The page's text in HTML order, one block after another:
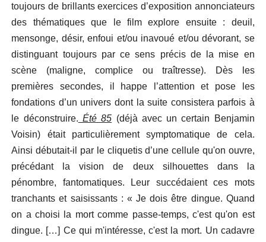
toujours de brillants exercices d’exposition annonciateurs
des thématiques que le film explore ensuite : deuil,
mensonge, désir, enfoui et/ou inavoué et/ou dévorant, se
distinguant toujours par ce sens précis de la mise en
scène (maligne, complice ou traîtresse). Dès les
premières secondes, il happe l’attention et pose les
fondations d’un univers dont la suite consistera parfois à
le déconstruire. Été 85 (déjà avec un certain Benjamin
Voisin)
était particulièrement symptomatique de cela.
Ainsi débutait-il par le cliquetis d’une cellule qu'on ouvre,
précédant la vision de deux silhouettes dans la
pénombre, fantomatiques. Leur succédaient ces mots
tranchants et saisissants : « Je dois être dingue. Quand
on a choisi la mort comme passe-temps, c'est qu'on est
dingue. […] Ce qui m'intéresse, c'est la mort. Un cadavre